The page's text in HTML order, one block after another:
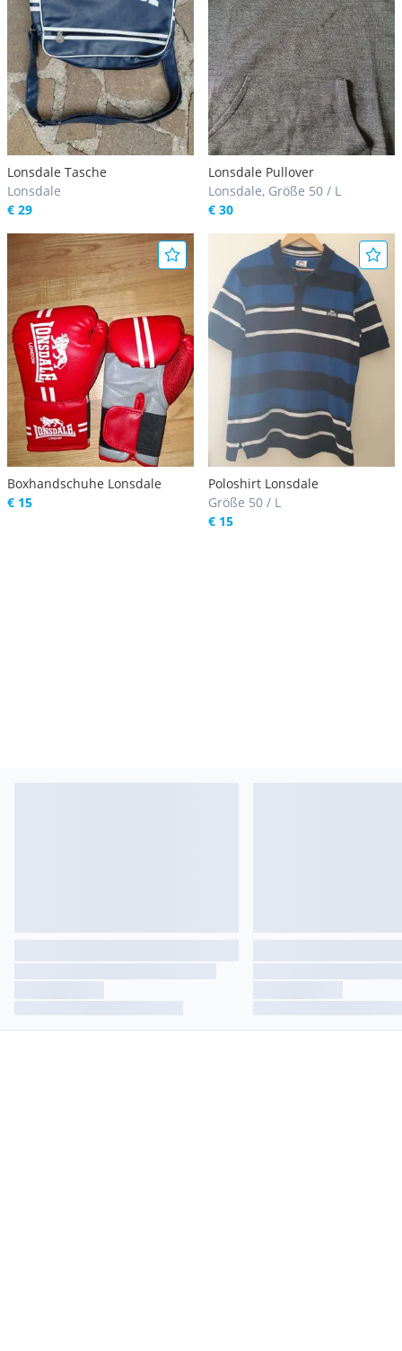
Lonsdale Tasche
Lonsdale
€ 29
Lonsdale Pullover
Lonsdale, Größe 50 / L
€ 30
Boxhandschuhe Lonsdale
€ 15
Poloshirt Lonsdale
Größe 50 / L
€ 15